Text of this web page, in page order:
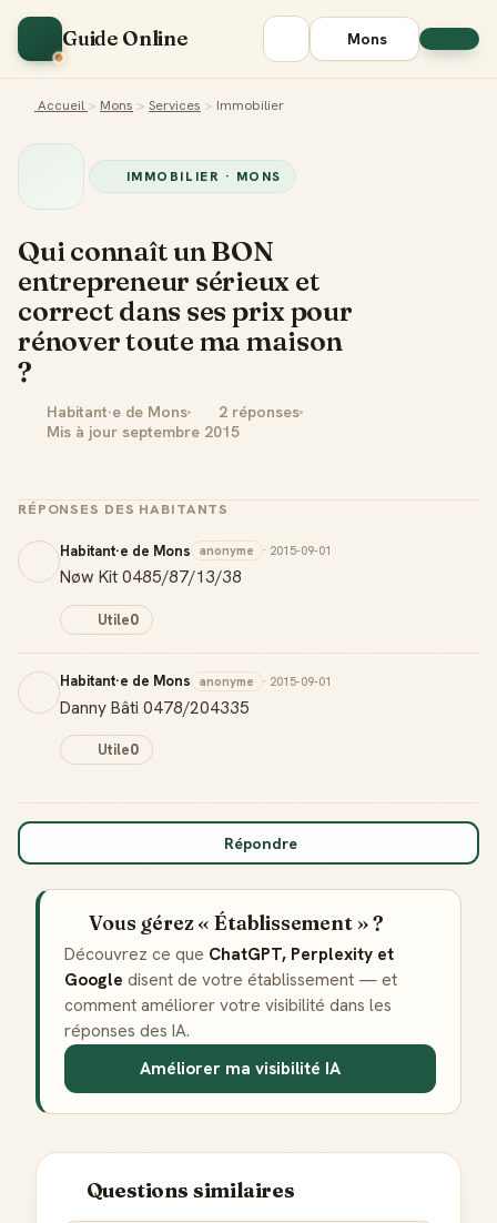
Guide Online Mons
Accueil > Mons > Services > Immobilier
IMMOBILIER · MONS
Qui connaît un BON
entrepreneur sérieux et
correct dans ses prix pour
rénover toute ma maison
?
Habitant·e de Mons
2 réponses
Mis à jour septembre 2015
RÉPONSES DES HABITANTS
Habitant·e de Mons anonyme · 2015-09-01
Nøw Kit 0485/87/13/38
Utile0
Habitant·e de Mons anonyme · 2015-09-01
Danny Bâti 0478/204335
Utile0
Répondre
Vous gérez « Établissement » ?
Découvrez ce que ChatGPT, Perplexity et
Google disent de votre établissement — et
comment améliorer votre visibilité dans les
réponses des IA.
Améliorer ma visibilité IA
Questions similaires